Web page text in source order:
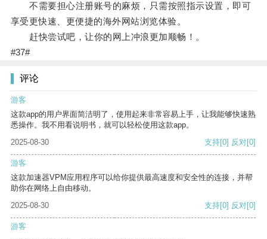
不需要担心注册账号的麻烦，只需按照指示设置，即可
享受更快速、更便捷的海外网站浏览体验。
赶快尝试吧，让你的网上冲浪更加顺畅！。
#37#
评论
游客
这款app的用户界面简洁明了，使用起来非常容易上手，让我能够快速熟
悉操作。我不用看说明书，就可以轻松使用这款app。
2025-08-30
支持[0] 反对[0]
游客
这款加速器VPM应用程序可以给你提供最高速度和安全性的连接，并帮
助你在网络上自由移动。
2025-08-30
支持[0] 反对[0]
游客